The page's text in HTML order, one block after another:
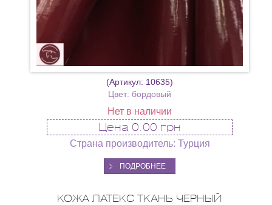
(Артикул: 10635)
Цвет: бордовый
Нет в наличии
Цена 0.00 грн
Страна производитель: Турция
ПОДРОБНЕЕ
КОЖА ЛАТЕКС ТКАНЬ ЧЕРНЫЙ